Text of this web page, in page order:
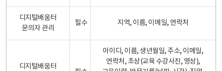
디지털배움터
문의자 관리
필수 지역, 이름, 이메일, 연락처
디지털배움터
아이디, 이름, 생년월일, 주소, 이메일,
연락처, 초상(교육 수강사진, 영상),